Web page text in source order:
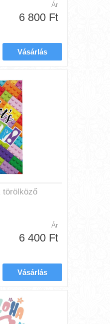
Ár
6 800 Ft
törölköző
Ár
6 400 Ft